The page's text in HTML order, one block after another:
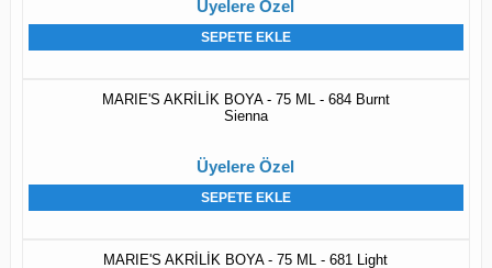
Üyelere Özel
SEPETE EKLE
MARIE'S AKRİLİK BOYA - 75 ML - 684 Burnt
Sienna
Üyelere Özel
SEPETE EKLE
MARIE'S AKRİLİK BOYA - 75 ML - 681 Light